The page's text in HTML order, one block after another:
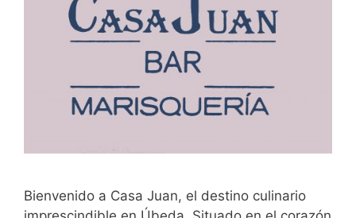
Bienvenido a Casa Juan, el destino culinario